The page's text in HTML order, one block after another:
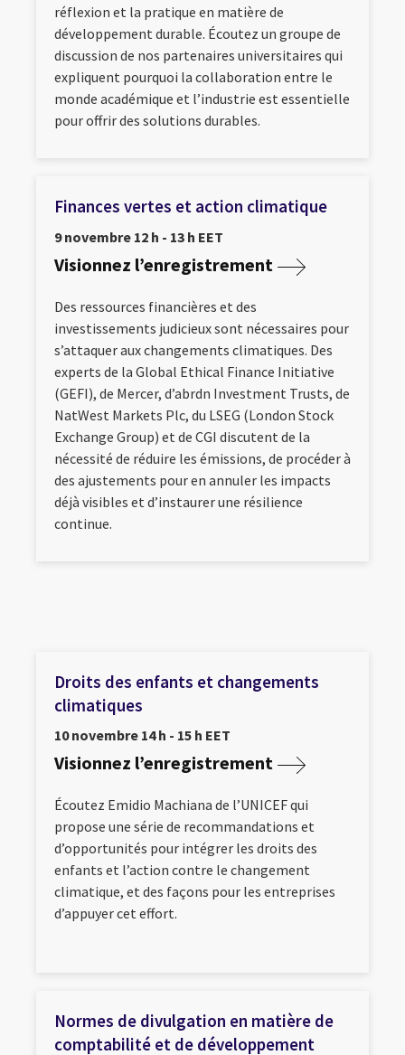
réflexion et la pratique en matière de
développement durable. Écoutez un groupe de
discussion de nos partenaires universitaires qui
expliquent pourquoi la collaboration entre le
monde académique et l’industrie est essentielle
pour offrir des solutions durables.
Finances vertes et action climatique
9 novembre 12 h - 13 h EET
Visionnez l’enregistrement
Des ressources financières et des
investissements judicieux sont nécessaires pour
s’attaquer aux changements climatiques. Des
experts de la Global Ethical Finance Initiative
(GEFI), de Mercer, d’abrdn Investment Trusts, de
NatWest Markets Plc, du LSEG (London Stock
Exchange Group) et de CGI discutent de la
nécessité de réduire les émissions, de procéder à
des ajustements pour en annuler les impacts
déjà visibles et d’instaurer une résilience
continue.
Droits des enfants et changements
climatiques
10 novembre 14 h - 15 h EET
Visionnez l’enregistrement
Écoutez Emidio Machiana de l’UNICEF qui
propose une série de recommandations et
d’opportunités pour intégrer les droits des
enfants et l’action contre le changement
climatique, et des façons pour les entreprises
d’appuyer cet effort.
Normes de divulgation en matière de
comptabilité et de développement